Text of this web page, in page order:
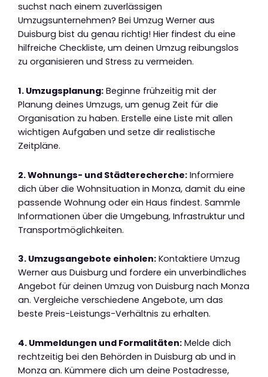
suchst nach einem zuverlässigen
Umzugsunternehmen? Bei Umzug Werner aus
Duisburg bist du genau richtig! Hier findest du eine
hilfreiche Checkliste, um deinen Umzug reibungslos
zu organisieren und Stress zu vermeiden.
1. Umzugsplanung: Beginne frühzeitig mit der
Planung deines Umzugs, um genug Zeit für die
Organisation zu haben. Erstelle eine Liste mit allen
wichtigen Aufgaben und setze dir realistische
Zeitpläne.
2. Wohnungs- und Städterecherche: Informiere
dich über die Wohnsituation in Monza, damit du eine
passende Wohnung oder ein Haus findest. Sammle
Informationen über die Umgebung, Infrastruktur und
Transportmöglichkeiten.
3. Umzugsangebote einholen: Kontaktiere Umzug
Werner aus Duisburg und fordere ein unverbindliches
Angebot für deinen Umzug von Duisburg nach Monza
an. Vergleiche verschiedene Angebote, um das
beste Preis-Leistungs-Verhältnis zu erhalten.
4. Ummeldungen und Formalitäten: Melde dich
rechtzeitig bei den Behörden in Duisburg ab und in
Monza an. Kümmere dich um deine Postadresse,